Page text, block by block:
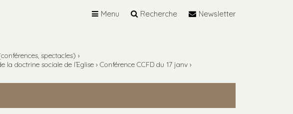
Menu Recherche Newsletter
spectacles) ›
la doctrine sociale de l’Eglise › Conférence CCFD du 17 janv ›